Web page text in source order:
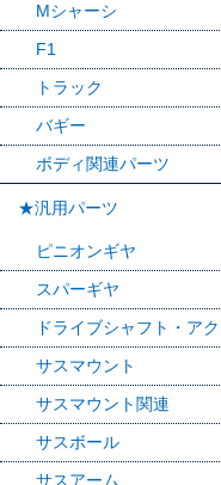
Mシャーシ
F1
トラック
バギー
ボディ関連パーツ
★汎用パーツ
ピニオンギヤ
スパーギヤ
ドライブシャフト・ア
サスマウント
サスマウント関連
サスボール
サスアーム